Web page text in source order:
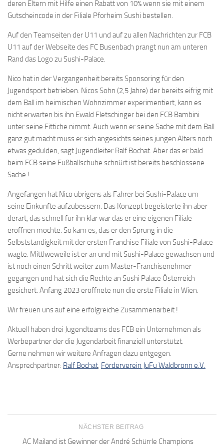
deren Eltern mit Hilfe einen Rabatt von 10% wenn sie mit einem
Gutscheincode in der Filiale Pforheim Sushi bestellen.
Auf den Teamseiten der U11 und auf zu allen Nachrichten zur FCB
U11 auf der Webseite des FC Busenbach prangt nun am unteren
Rand das Logo zu Sushi-Palace.
Nico hat in der Vergangenheit bereits Sponsoring für den
Jugendsport betrieben. Nicos Sohn (2,5 Jahre) der bereits eifrig mit
dem Ball im heimischen Wohnzimmer experimentiert, kann es
nicht erwarten bis ihn Ewald Fletschinger bei den FCB Bambini
unter seine Fittiche nimmt. Auch wenn er seine Sache mit dem Ball
ganz gut macht muss er sich angesichts seines jungen Alters noch
etwas gedulden, sagt Jugendleiter Ralf Bochat. Aber das er bald
beim FCB seine Fußballschuhe schnürt ist bereits beschlossene
Sache !
Angefangen hat Nico übrigens als Fahrer bei Sushi-Palace um
seine Einkünfte aufzubessern. Das Konzept begeisterte ihn aber
derart, das schnell für ihn klar war das er eine eigenen Filiale
eröffnen möchte. So kam es, das er den Sprung in die
Selbstständigkeit mit der ersten Franchise Filiale von Sushi-Palace
wagte. Mittlweweile ist er an und mit Sushi-Palace gewachsen und
ist noch einen Schritt weiter zum Master-Franchisenehmer
gegangen und hat sich die Rechte an Sushi Palace Österreich
gesichert. Anfang 2023 eröffnete nun die erste Filiale in Wien.
Wir freuen uns auf eine erfolgreiche Zusammenarbeit !
Aktuell haben drei Jugendteams des FCB ein Unternehmen als
Werbepartner der die Jugendarbeit finanziell unterstützt.
Gerne nehmen wir weitere Anfragen dazu entgegen.
Ansprechpartner: Ralf Bochat, Förderverein JuFu Waldbronn e.V.
NÄCHSTER BEITRAG
AC Mailand ist Gewinner der André Schürrle Champions